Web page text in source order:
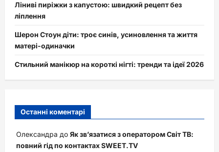
Ліниві пиріжки з капустою: швидкий рецепт без
ліплення
Шерон Стоун діти: троє синів, усиновлення та життя
матері-одиначки
Стильний манікюр на короткі нігті: тренди та ідеї 2026
Останні коментарі
Олександра до Як зв’язатися з оператором Світ ТВ:
повний гід по контактах SWEET.TV